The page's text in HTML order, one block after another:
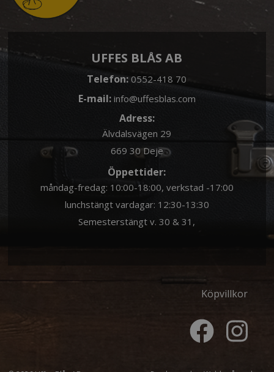
UFFES BLÅS AB
Telefon:0552-418 70
E-mail: info@uffesblas.com
Adress:
Älvdalsvägen 29
669 30 Deje
Öppettider:
måndag-fredag: 10:00-18:00, verkstad -17:00
lunchstängt vardagar: 12:30-13:30
Semesterstängt v. 30 & 31,
Köpvillkor